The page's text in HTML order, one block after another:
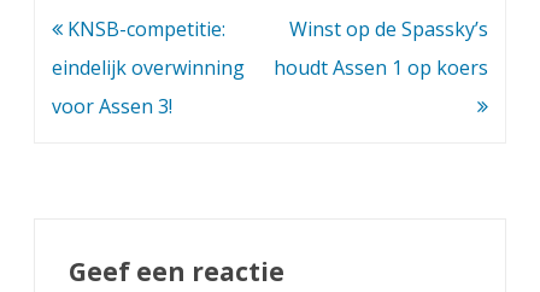
Bericht
navigatie
KNSB-competitie:
eindelijk overwinning
voor Assen 3!
Winst op de Spassky’s
houdt Assen 1 op koers
Geef een reactie